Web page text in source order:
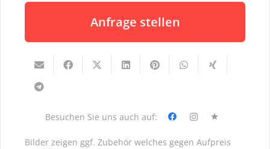
Anfrage stellen
Besuchen Sie uns auch auf: star
Bilder zeigen ggf. Zubehör welches gegen Aufpreis